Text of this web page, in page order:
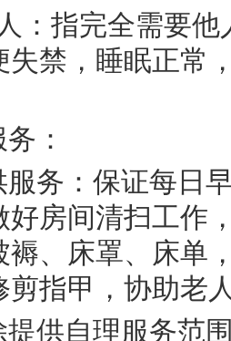
：指完全需要
失禁，睡眠正常
：
服务：保证每日
好房间清扫工作
褥、床罩、床单
剪指甲，协助老
供自理服务范